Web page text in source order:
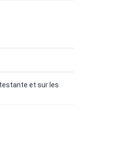
et sur les